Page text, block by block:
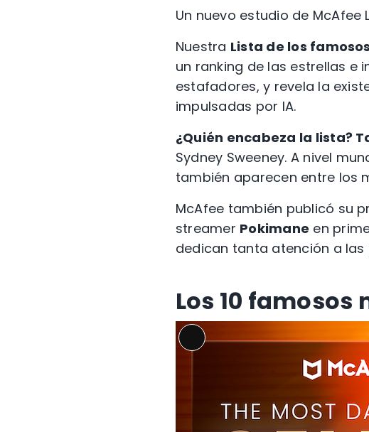
Un nuevo estudio de
Nuestra Lista de los
un ranking de las estrellas e
estafadores, y revela la
impulsadas por IA.
¿Quién encabeza la lista?
Sydney Sweeney. A nivel
también aparecen entre los
McAfee también publicó su
streamer Pokimane en
dedican tanta atención a
Los 10 famosos
Long